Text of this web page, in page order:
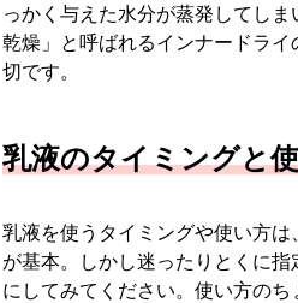
っかく与えた水分が蒸発してし
乾燥」と呼ばれるインナードラ
切です。
乳液のタイミングと
乳液を使うタイミングや使い方
が基本。しかし迷ったりとくに
にしてみてください。使い方のち